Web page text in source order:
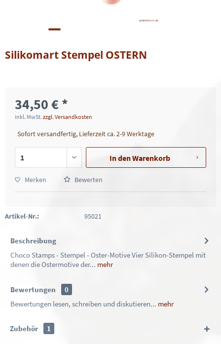
Silikomart Stempel OSTERN
34,50 € *
inkl. MwSt. zzgl. Versandkosten
Sofort versandfertig, Lieferzeit ca. 2-9 Werktage
In denWarenkorb
Merken Bewerten
Artikel-Nr.: 95021
Beschreibung
Choco Stamps - Stempel - Oster-Motive Vier Silikon-Stempel mit
denen die Ostermotive der... mehr
Bewertungen
0
Bewertungen lesen, schreiben und diskutieren... mehr
Zubehör 1